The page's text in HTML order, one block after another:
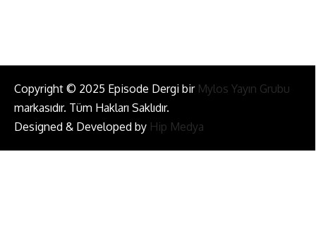
Copyright © 2025 Episode Dergi bir Mylos Yayın Grubu
markasıdır. Tüm Hakları Saklıdır.
Designed & Developed by Hip Medya